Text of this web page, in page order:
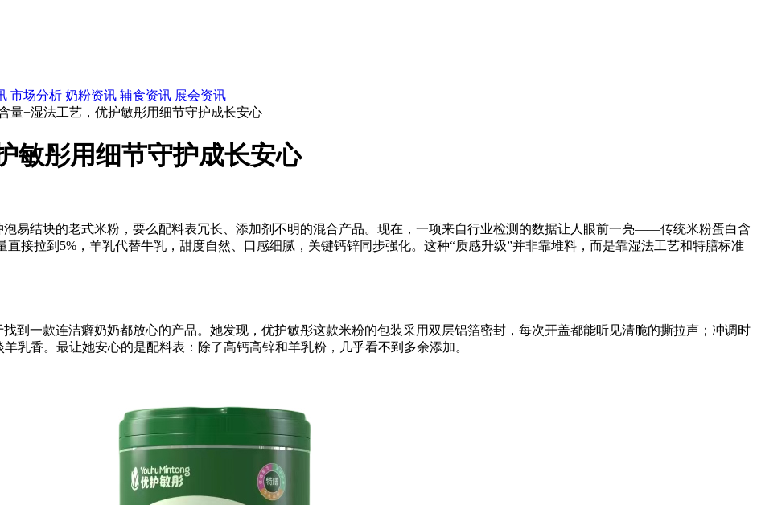
市场分析 奶粉资讯 辅食资讯 展会资讯
量+湿法工艺，优护敏彤用细节守护成长安心
敏彤用细节守护成长安心
易结块的老式米粉，要么配料表冗长、添加剂不明的混合产品。现在，一项来自行业检测的数据让人眼前一亮——传统米粉蛋白含
接拉到5%，羊乳代替牛乳，甜度自然、口感细腻，关键钙锌同步强化。这种“质感升级”并非靠堆料，而是靠湿法工艺和特膳标准
到一款连洁癖奶奶都放心的产品。她发现，优护敏彤这款米粉的包装采用双层铝箔密封，每次开盖都能听见清脆的撕拉声；冲调时
乳香。最让她安心的是配料表：除了高钙高锌和羊乳粉，几乎看不到多余添加。